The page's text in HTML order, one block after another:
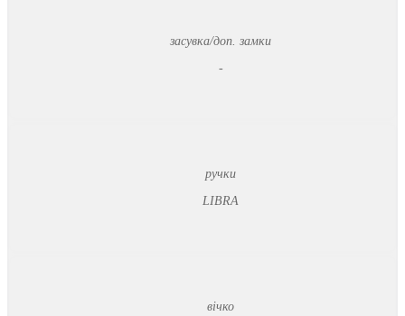
засувка/доп. замки
-
ручки
LIBRA
вічко